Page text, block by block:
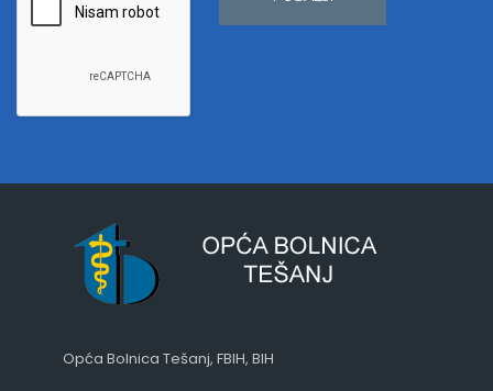
Opća Bolnica Tešanj, FBIH, BIH